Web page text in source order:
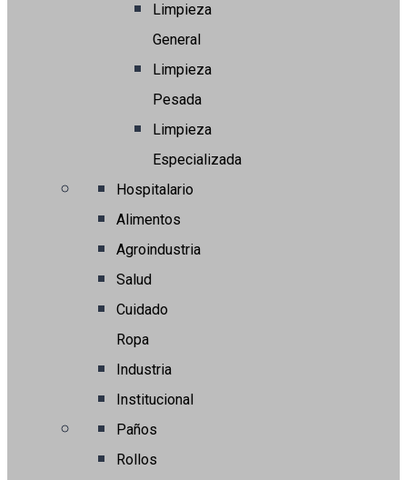
Limpieza
General
Limpieza
Pesada
Limpieza
Especializada
Hospitalario
Alimentos
Agroindustria
Salud
Cuidado
Ropa
Industria
Institucional
Paños
Rollos